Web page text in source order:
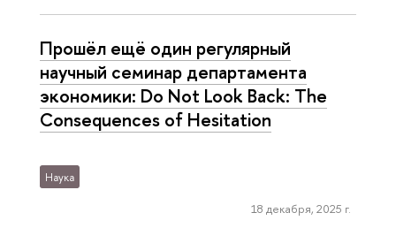
Прошёл ещё один регулярный
научный семинар департамента
экономики: Do Not Look Back: The
Consequences of Hesitation
Наука
18 декабря, 2025 г.